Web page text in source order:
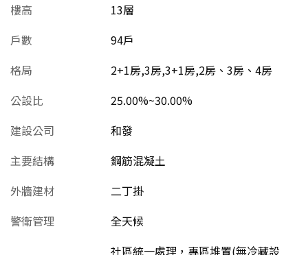
樓高
13層
戶數
94戶
格局
2+1房,3房,3+1房,2房、3房、4房
公設比
25.00%~30.00%
建設公司
和發
主要結構
鋼筋混凝土
外牆建材
二丁掛
警衛管理
全天候
社區統一處理，專區堆置(無冷藏設